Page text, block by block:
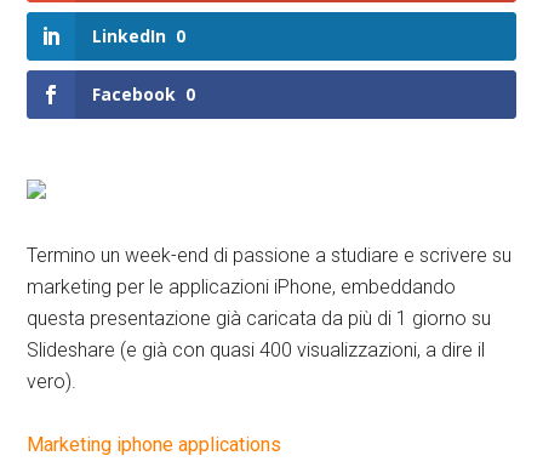
LinkedIn 0
Facebook 0
Termino un week-end di passione a studiare e scrivere su
marketing per le applicazioni iPhone, embeddando
questa presentazione già caricata da più di 1 giorno su
Slideshare (e già con quasi 400 visualizzazioni, a dire il
vero).
Marketing iphone applications